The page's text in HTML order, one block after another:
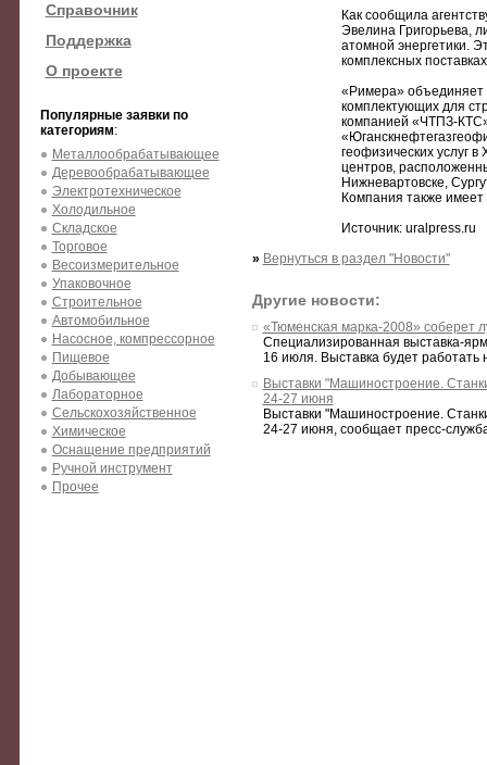
Справочник
Поддержка
О проекте
Популярные заявки по
категориям:
Металлообрабатывающее
Деревообрабатывающее
Электротехническое
Холодильное
Складское
Торговое
Весоизмерительное
Упаковочное
Строительное
Автомобильное
Насосное, компрессорное
Пищевое
Добывающее
Лабораторное
Сельскохозяйственное
Химическое
Оснащение предприятий
Ручной инструмент
Прочее
Как сообщила
Эвелина Григорьева,
атомной энергетики.
комплексных
«Римера» объединяет
комплектующих для
компанией «ЧТПЗ-
геофизических услуг
центров,
Нижневартовске,
Компания также имеет
Источник: uralpress.ru
» Вернуться в раздел "Новости"
Другие новости:
«Тюменская марка-2008» соберет
Специализированная выставка-
16 июля. Выставка будет работать
Выставки "Машиностроение.
24-27 июня
Выставки "Машиностроение.
24-27 июня, сообщает пресс-